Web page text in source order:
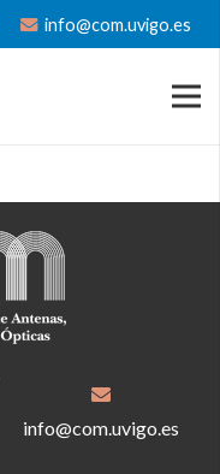
info@com.uvigo.es
info@com.uvigo.es